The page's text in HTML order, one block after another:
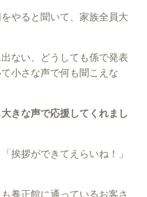
やると聞いて、家族全員大
ない、どうしても係で発表
小さな声で何も聞こえな
大きな声で応援してくれまし
挨拶ができてえらいね！」
養正館に通っているお客さ